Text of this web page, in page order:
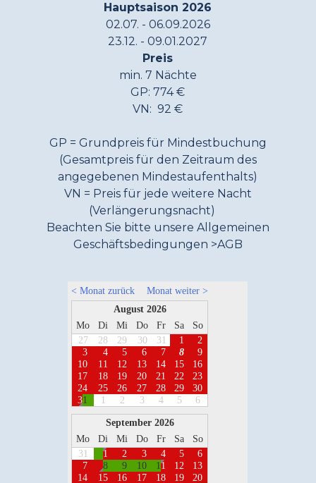
Hauptsaison 2026
02.07. - 06.09.2026
23.12. - 09.01.2027
Preis
min. 7 Nächte
GP: 774 €
VN: 92 €
GP = Grundpreis für Mindestbuchung
(Gesamtpreis für den Zeitraum des
angegebenen Mindestaufenthalts)
VN = Preis für jede weitere Nacht
(Verlängerungsnacht)
Beachten Sie bitte unsere Allgemeinen
Geschäftsbedingungen >AGB